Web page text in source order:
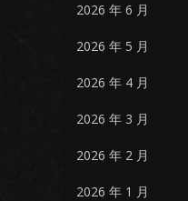
2026 年 6 月
2026 年 5 月
2026 年 4 月
2026 年 3 月
2026 年 2 月
2026 年 1 月